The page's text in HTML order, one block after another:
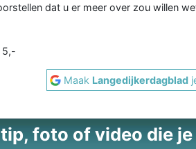
dat u er meer over zou willen
5,-
Maak Langedijkerdagblad
foto of video die je